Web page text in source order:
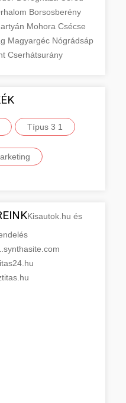
Borsosberény
Mohora Csécse
Magyargéc Nógrádsáp
Cserhátsurány
Típus 3 1
Kisautok.hu és